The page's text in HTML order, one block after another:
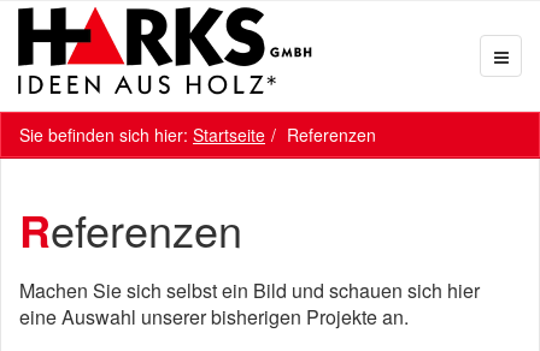
Sie befinden sich hier: Startseite Referenzen
Referenzen
Machen Sie sich selbst ein Bild und schauen sich hier
eine Auswahl unserer bisherigen Projekte an.